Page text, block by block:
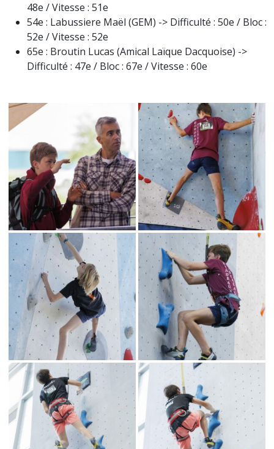
48e / Vitesse : 51e
54e : Labussiere Maël (GEM) -> Difficulté : 50e / Bloc :
52e / Vitesse : 52e
65e : Broutin Lucas (Amical Laïque Dacquoise) ->
Difficulté : 47e / Bloc : 67e / Vitesse : 60e